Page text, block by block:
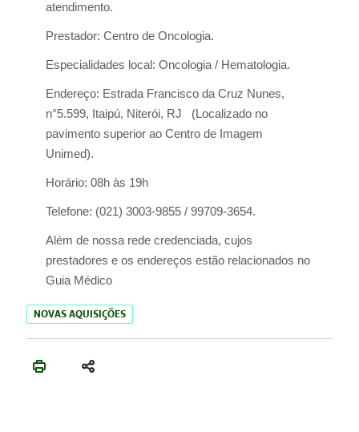
atendimento.
Prestador: Centro de Oncologia.
Especialidades local: Oncologia / Hematologia.
Endereço: Estrada Francisco da Cruz Nunes,
n°5.599, Itaipú, Niterói, RJ (Localizado no
pavimento superior ao Centro de Imagem
Unimed).
Horário: 08h às 19h
Telefone: (021) 3003-9855 / 99709-3654.
Além de nossa rede credenciada, cujos
prestadores e os endereços estão relacionados no
Guia Médico
NOVAS AQUISIÇÕES